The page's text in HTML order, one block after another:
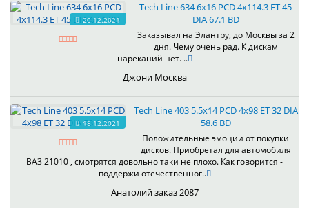
20.12.2021
Tech Line 634 6x16 PCD 4x114.3 ET 45
DIA 67.1 BD
Заказывал на Элантру, до Москвы за 2
дня. Чему очень рад. К дискам
нареканий нет. ..
Джони Москва
18.12.2021
Tech Line 403 5.5x14 PCD 4x98 ET 32 DIA
58.6 BD
Положительные эмоции от покупки
дисков. Приобретал для автомобиля
ВАЗ 21010 , смотрятся довольно таки не плохо. Как говорится -
поддержи отечественног..
Анатолий заказ 2087